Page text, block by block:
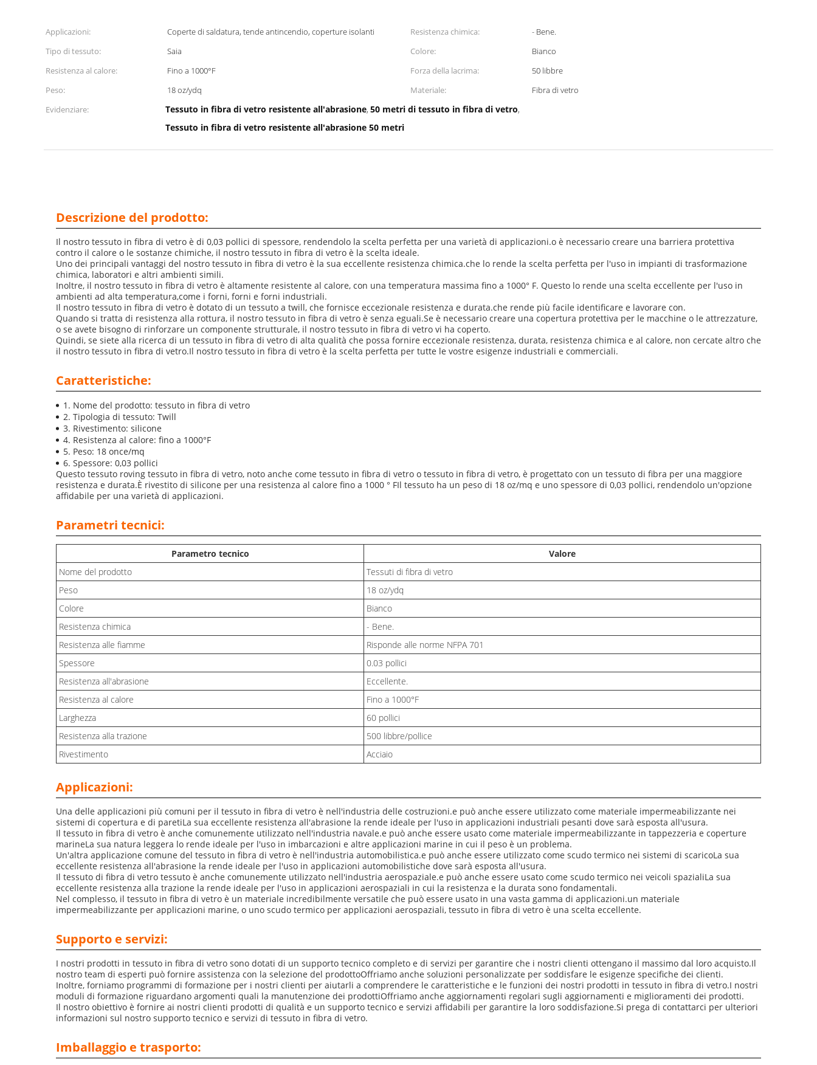
Applicazioni: Coperte di saldatura, tende antincendio, coperture isolanti Resistenza chimica:
- Bene.
Tipo di tessuto:
Saia Colore:
Bianco
Resistenza al calore:
Fino a 1000°F Forza della lacrima:
50 libbre
Peso:
18 oz/ydq Materiale:
Fibra di vetro
Evidenziare:
Tessuto in fibra di vetro resistente all'abrasione, 50 metri di tessuto in fibra di vetro,
Tessuto in fibra di vetro resistente all'abrasione 50 metri
Descrizione del prodotto:
Il nostro tessuto in fibra di vetro è di 0,03 pollici di spessore, rendendolo la scelta perfetta per una varietà di applicazioni.o è necessario creare una barriera protettiva
contro il calore o le sostanze chimiche, il nostro tessuto in fibra di vetro è la scelta ideale.
Uno dei principali vantaggi del nostro tessuto in fibra di vetro è la sua eccellente resistenza chimica.che lo rende la scelta perfetta per l'uso in impianti di trasformazione
chimica, laboratori e altri ambienti simili.
Inoltre, il nostro tessuto in fibra di vetro è altamente resistente al calore, con una temperatura massima fino a 1000° F. Questo lo rende una scelta eccellente per l'uso in
ambienti ad alta temperatura,come i forni, forni e forni industriali.
Il nostro tessuto in fibra di vetro è dotato di un tessuto a twill, che fornisce eccezionale resistenza e durata.che rende più facile identificare e lavorare con.
Quando si tratta di resistenza alla rottura, il nostro tessuto in fibra di vetro è senza eguali.Se è necessario creare una copertura protettiva per le macchine o le attrezzature,
o se avete bisogno di rinforzare un componente strutturale, il nostro tessuto in fibra di vetro vi ha coperto.
Quindi, se siete alla ricerca di un tessuto in fibra di vetro di alta qualità che possa fornire eccezionale resistenza, durata, resistenza chimica e al calore, non cercate altro che
il nostro tessuto in fibra di vetro.Il nostro tessuto in fibra di vetro è la scelta perfetta per tutte le vostre esigenze industriali e commerciali.
Caratteristiche:
Nome del prodotto: tessuto in fibra di vetro
Tipologia di tessuto: Twill
Rivestimento: silicone
Resistenza al calore: fino a 1000°F
Peso: 18 once/mq
Spessore: 0,03 pollici
Questo tessuto roving tessuto in fibra di vetro, noto anche come tessuto in fibra di vetro o tessuto in fibra di vetro, è progettato con un tessuto di fibra per una maggiore
resistenza e durata.È rivestito di silicone per una resistenza al calore fino a 1000 ° FIl tessuto ha un peso di 18 oz/mq e uno spessore di 0,03 pollici, rendendolo un'opzione
affidabile per una varietà di applicazioni.
Parametri tecnici:
Parametro tecnico
Valore
Nome del prodotto
Tessuti di fibra di vetro
Peso
18 oz/ydq
Colore
Bianco
Resistenza chimica
- Bene.
Resistenza alle fiamme
Risponde alle norme NFPA 701
Spessore
0.03 pollici
Resistenza all'abrasione
Eccellente.
Resistenza al calore
Fino a 1000°F
Larghezza
60 pollici
Resistenza alla trazione
500 libbre/pollice
Rivestimento
Acciaio
Applicazioni:
Una delle applicazioni più comuni per il tessuto in fibra di vetro è nell'industria delle costruzioni.e può anche essere utilizzato come materiale impermeabilizzante nei
sistemi di copertura e di paretiLa sua eccellente resistenza all'abrasione la rende ideale per l'uso in applicazioni industriali pesanti dove sarà esposta all'usura.
Il tessuto in fibra di vetro è anche comunemente utilizzato nell'industria navale.e può anche essere usato come materiale impermeabilizzante in tappezzeria e coperture
marineLa sua natura leggera lo rende ideale per l'uso in imbarcazioni e altre applicazioni marine in cui il peso è un problema.
Un'altra applicazione comune del tessuto in fibra di vetro è nell'industria automobilistica.e può anche essere utilizzato come scudo termico nei sistemi di scaricoLa sua
eccellente resistenza all'abrasione la rende ideale per l'uso in applicazioni automobilistiche dove sarà esposta all'usura.
Il tessuto di fibra di vetro tessuto è anche comunemente utilizzato nell'industria aerospaziale.e può anche essere usato come scudo termico nei veicoli spazialiLa sua
eccellente resistenza alla trazione la rende ideale per l'uso in applicazioni aerospaziali in cui la resistenza e la durata sono fondamentali.
Nel complesso, il tessuto in fibra di vetro è un materiale incredibilmente versatile che può essere usato in una vasta gamma di applicazioni.un materiale
impermeabilizzante per applicazioni marine, o uno scudo termico per applicazioni aerospaziali, tessuto in fibra di vetro è una scelta eccellente.
Supporto e servizi:
I nostri prodotti in tessuto in fibra di vetro sono dotati di un supporto tecnico completo e di servizi per garantire che i nostri clienti ottengano il massimo dal loro acquisto.Il
nostro team di esperti può fornire assistenza con la selezione del prodottoOffriamo anche soluzioni personalizzate per soddisfare le esigenze specifiche dei clienti.
Inoltre, forniamo programmi di formazione per i nostri clienti per aiutarli a comprendere le caratteristiche e le funzioni dei nostri prodotti in tessuto in fibra di vetro.I nostri
moduli di formazione riguardano argomenti quali la manutenzione dei prodottiOffriamo anche aggiornamenti regolari sugli aggiornamenti e miglioramenti dei prodotti.
Il nostro obiettivo è fornire ai nostri clienti prodotti di qualità e un supporto tecnico e servizi affidabili per garantire la loro soddisfazione.Si prega di contattarci per ulteriori
informazioni sul nostro supporto tecnico e servizi di tessuto in fibra di vetro.
Imballaggio e trasporto: